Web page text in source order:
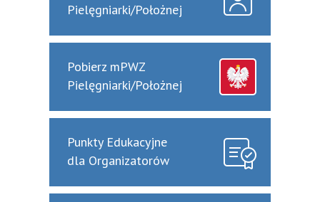
Pielęgniarki/Położnej
Pobierz mPWZ
Pielęgniarki/Położnej
Punkty Edukacyjne
dla Organizatorów